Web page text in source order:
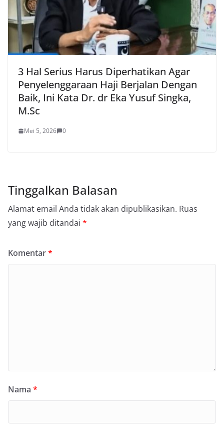
3 Hal Serius Harus Diperhatikan Agar
Penyelenggaraan Haji Berjalan Dengan
Baik, Ini Kata Dr. dr Eka Yusuf Singka,
M.Sc
Mei 5, 2026 0
Tinggalkan Balasan
Alamat email Anda tidak akan dipublikasikan. Ruas
yang wajib ditandai *
Komentar*
Nama *